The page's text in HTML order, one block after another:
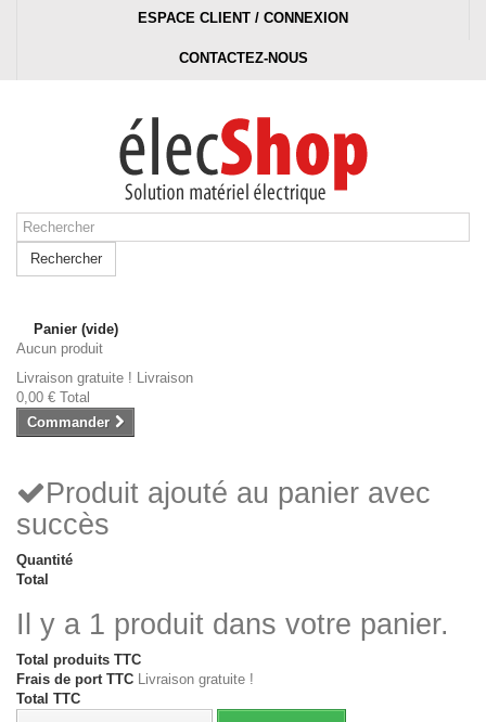
ESPACE CLIENT / CONNEXION
CONTACTEZ-NOUS
Rechercher
Panier (vide)
Aucun produit
Livraison gratuite ! Livraison
0,00 € Total
Commander
Produit ajouté au panier avec
succès
Quantité
Total
Il y a 1 produit dans votre panier.
Total produits TTC
Frais de port TTC Livraison gratuite !
Total TTC